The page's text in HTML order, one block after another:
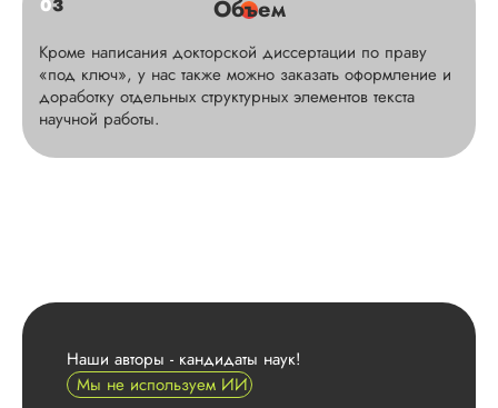
03 Объем
Кроме написания докторской диссертации по праву
«под ключ», у нас также можно заказать оформление и
доработку отдельных структурных элементов текста
научной работы.
Наши авторы - кандидаты наук!
Мы не используем ИИ